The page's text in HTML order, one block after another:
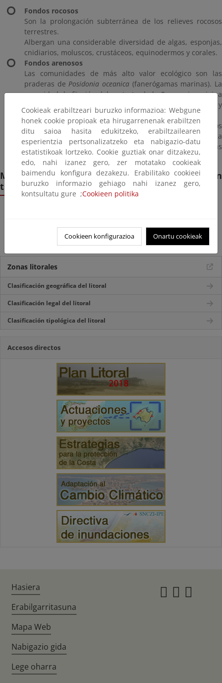
Fondos rocosos
Son la prolongación subterránea de los relieves rocosos
terrestres.
Albergan una considerable diversidad de algas, esponjas,
cnidiarios, moluscos, crustáceos, equinodermos y corales.
Fondos arenosos
Las comunidades de más alto valor ecológico son las
praderas de Posidonia oceanica (fanerógamas marinas). La
capacidad de fijación del sustrato de laP. oceanicaorigina
praderas estables que ofrecen hábitat, alimento, refugio y
lugares de cría a numerosas especies.
Las praderas son particularmente sensibles a impactos
que originen su arranque y su enterramiento así como a la
contaminación y a la introducción de especies y a las
plagas.
Más ecosistemas litorales (clasificación
tipológica)
Humedales costeros
Playas, arenales y sistemas dunares
Zonas litorales
Clasificación geográfica del litoral
Clasificación legal del litoral
Clasificación tipológica del litoral
Accesos directos
Cookieak erabiltzeari buruzko informazioa: Webgune
honek cookie propioak eta hirugarrenenak erabiltzen
ditu saioa hasita edukitzeko, erabiltzailearen
esperientzia pertsonalizatzeko eta nabigazio-datu
estatistikoak lortzeko. Cookie guztiak onar ditzakezu,
edo, nahi izanez gero, zer motatako cookieak
baimendu konfigura dezakezu. Erabilitako cookieei
buruzko informazio gehiago nahi izanez gero,
kontsultatu gure ;Cookieen politika
Cookieen konfigurazioa Onartu cookieak
Hasiera
Erabilgarritasuna
Mapa Web
Nabigazio gida
Lege oharra